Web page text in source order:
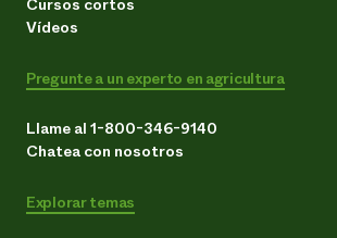
Vídeos
Pregunte a un experto en agricultura
Llame al 1-800-346-9140
Chatea con nosotros
Explorar temas